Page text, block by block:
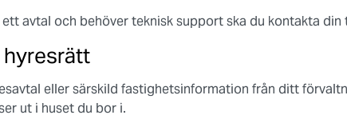
ett avtal och behöver teknisk support ska du kontakta din
hyresrätt
eller särskild fastighetsinformation från ditt
ut i huset du bor i.